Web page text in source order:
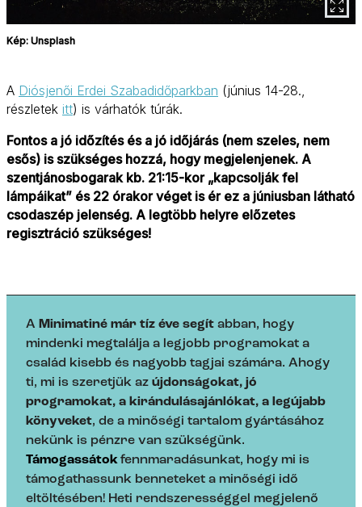
Kép: Unsplash
A Diósjenői Erdei Szabadidőparkban (június 14-28.,
részletek itt) is várhatók túrák.
Fontos a jó időzítés és a jó időjárás (nem szeles, nem
esős) is szükséges hozzá, hogy megjelenjenek. A
szentjánosbogarak kb. 21:15-kor „kapcsolják fel
lámpáikat” és 22 órakor véget is ér ez a júniusban látható
csodaszép jelenség. A legtöbb helyre előzetes
regisztráció szükséges!
A Minimatiné már tíz éve segít abban, hogy
mindenki megtalálja a legjobb programokat a
család kisebb és nagyobb tagjai számára. Ahogy
ti, mi is szeretjük az újdonságokat, jó
programokat, a kirándulásajánlókat, a legújabb
könyveket, de a minőségi tartalom gyártásához
nekünk is pénzre van szükségünk.
Támogassátokfennmaradásunkat, hogy mi is
támogathassunk benneteket a minőségi idő
eltöltésében! Heti rendszerességgel megjelenő